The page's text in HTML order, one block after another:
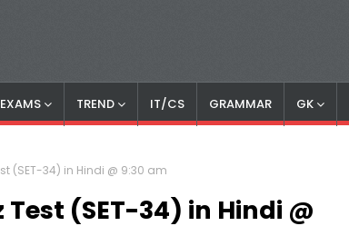
TREND IT/CS GRAMMAR GK
(SET-34) in Hindi @ 9:30 am
Test (SET-34) in Hindi @